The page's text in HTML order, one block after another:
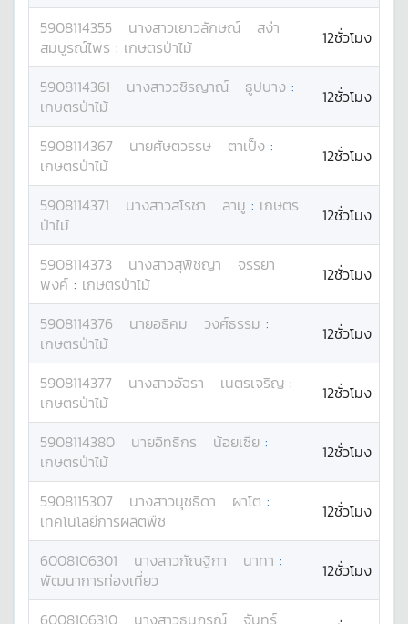
5908114355 นางสาวเยาวลักษณ์
สง่า
สมบูรณ์ไพร : เกษตรป่าไม้ 12ชั่วโมง
5908114361 นางสาววชิรญาณ์ ธูปบาง :
เกษตรป่าไม้
12ชั่วโมง
5908114367 นายศัษตวรรษ ตาเป็ง :
เกษตรป่าไม้
12ชั่วโมง
5908114371 นางสาวสโรชา ลามู : เกษตร
ป่าไม้
12ชั่วโมง
5908114373 นางสาวสุพิชญา
จรรยา
พงค์ : เกษตรป่าไม้ 12ชั่วโมง
5908114376 นายอธิคม วงศ์ธรรม :
เกษตรป่าไม้
12ชั่วโมง
5908114377 นางสาวอัฉรา เนตรเจริญ :
เกษตรป่าไม้
12ชั่วโมง
5908114380 นายอิทธิกร น้อยเซีย :
เกษตรป่าไม้
12ชั่วโมง
5908115307 นางสาวนุชธิดา ผาโต :
เทคโนโลยีการผลิตพืช
12ชั่วโมง
6008106301 นางสาวกัณฐิกา นาทา :
พัฒนาการท่องเที่ยว
12ชั่วโมง
6008106310 นางสาวธนภรณ์ จันทร์